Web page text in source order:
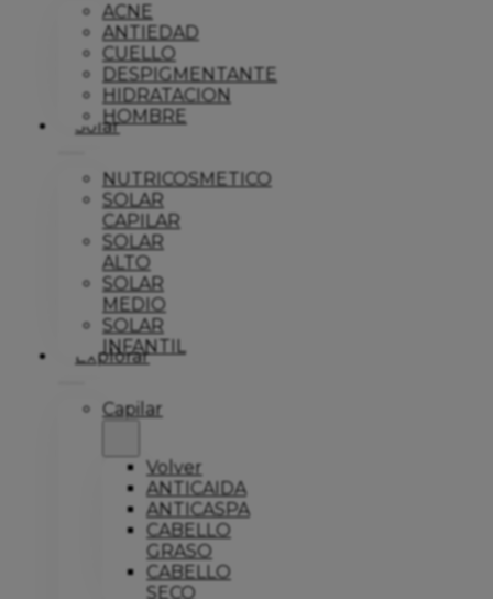
ACNE
ANTIEDAD
CUELLO
DESPIGMENTANTE
HIDRATACION
HOMBRE
Solar
NUTRICOSMETICO
SOLAR
CAPILAR
SOLAR
ALTO
SOLAR
MEDIO
SOLAR
INFANTIL
Explorar
Capilar
Volver
ANTICAIDA
ANTICASPA
CABELLO
GRASO
CABELLO
SECO